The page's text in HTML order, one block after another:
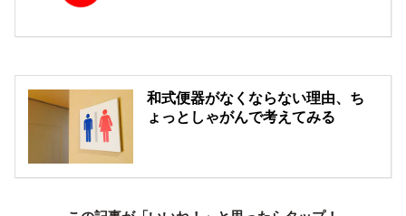
和式便器がなくならない理由、ち
ょっとしゃがんで考えてみる